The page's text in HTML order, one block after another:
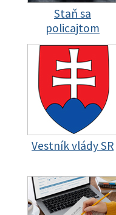
Staň sa
policajtom
Vestník vlády SR